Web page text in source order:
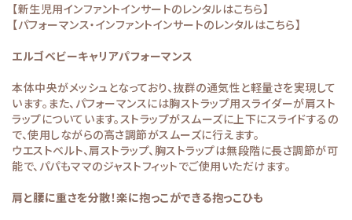
【新生児用インファントインサートのレンタルはこちら】
【パフォーマンス・インファントインサートのレンタルはこちら】
エルゴベビーキャリアパフォーマンス
本体中央がメッシュとなっており、抜群の通気性と軽量さを実現して
います。また、パフォーマンスには胸ストラップ用スライダーが肩スト
ラップについています。ストラップがスムーズに上下にスライドするの
で、使用しながらの高さ調節がスムーズに行えます。
ウエストベルト、肩ストラップ、胸ストラップは無段階に長さ調節が可
能で、パパもママのジャストフィットでご使用いただけます。
肩と腰に重さを分散！楽に抱っこができる抱っこひも